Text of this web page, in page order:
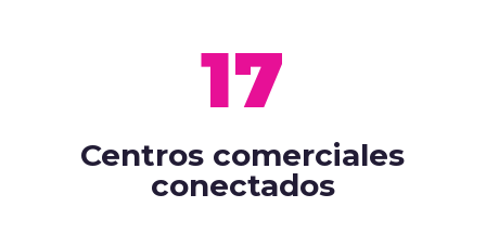
17
Centros comerciales
conectados